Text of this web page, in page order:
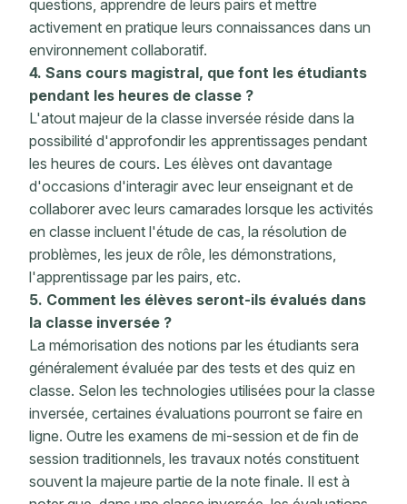
questions, apprendre de leurs pairs et mettre
activement en pratique leurs connaissances dans un
environnement collaboratif.
4. Sans cours magistral, que font les étudiants
pendant les heures de classe ?
L'atout majeur de la classe inversée réside dans la
possibilité d'approfondir les apprentissages pendant
les heures de cours. Les élèves ont davantage
d'occasions d'interagir avec leur enseignant et de
collaborer avec leurs camarades lorsque les activités
en classe incluent l'étude de cas, la résolution de
problèmes, les jeux de rôle, les démonstrations,
l'apprentissage par les pairs, etc.
5. Comment les élèves seront-ils évalués dans
la classe inversée ?
La mémorisation des notions par les étudiants sera
généralement évaluée par des tests et des quiz en
classe. Selon les technologies utilisées pour la classe
inversée, certaines évaluations pourront se faire en
ligne. Outre les examens de mi-session et de fin de
session traditionnels, les travaux notés constituent
souvent la majeure partie de la note finale. Il est à